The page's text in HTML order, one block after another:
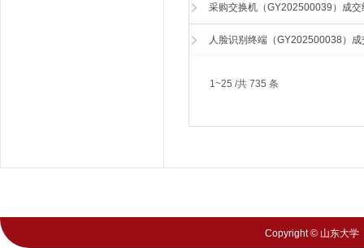
采购交换机（GY202500039）成交
人脸识别终端（GY202500038）
1~25 /共 735 条
Copyright © 山东大学